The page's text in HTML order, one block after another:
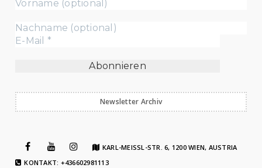
Newsletter Archiv
KARL-MEISSL-STR. 6, 1200 WIEN, AUSTRIA
KONTAKT: +436602981113